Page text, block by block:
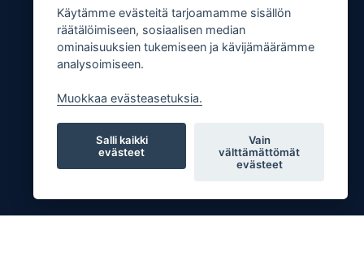
Kopiointiohje
Mediakortti
Tilaa lehti
Osoitteenmuutos
Palaute
Käytämme evästeitä tarjoamamme sisällön
räätälöimiseen, sosiaalisen median
ominaisuuksien tukemiseen ja kävijämäärämme
analysoimiseen.
Muokkaa evästeasetuksia.
Salli kaikki
evästeet
Vain
välttämättömät
evästeet